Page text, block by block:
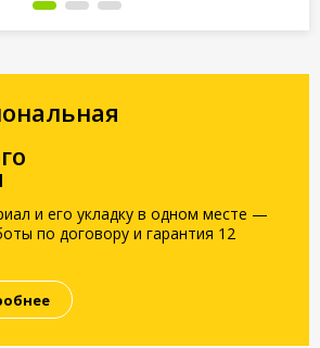
и его укладку в одном месте —
по договору и гарантия 12